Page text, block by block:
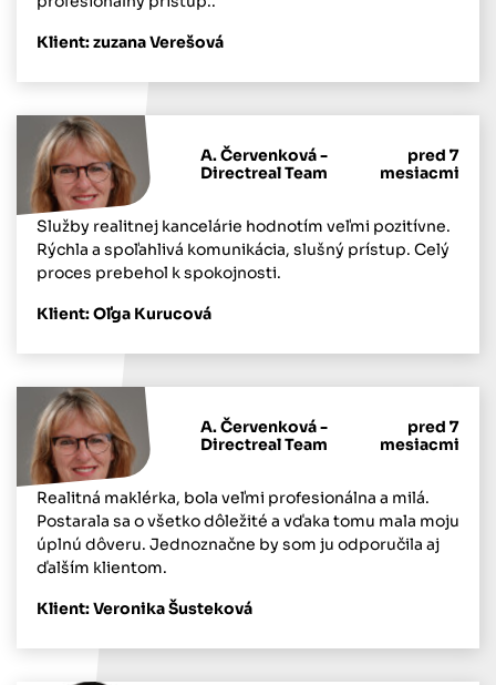
Klient: zuzana Verešová
A. Červenková -
Directreal Team
pred 7
mesiacmi
Služby realitnej kancelárie hodnotím veľmi pozitívne.
Rýchla a spoľahlivá komunikácia, slušný prístup. Celý
proces prebehol k spokojnosti.
Klient: Oľga Kurucová
A. Červenková -
Directreal Team
pred 7
mesiacmi
Realitná maklérka, bola veľmi profesionálna a milá.
Postarala sa o všetko dôležité a vďaka tomu mala moju
úplnú dôveru. Jednoznačne by som ju odporučila aj
ďalším klientom.
Klient: Veronika Šusteková